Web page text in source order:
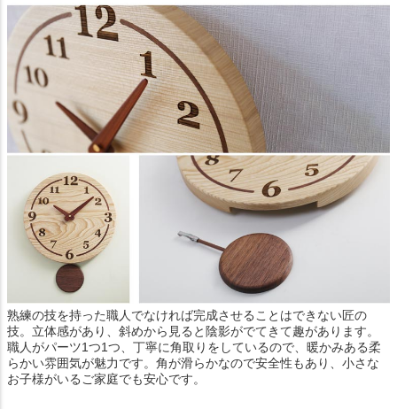
熟練の技を持った職人でなければ完成させることはできない匠の
技。立体感があり、斜めから見ると陰影がでてきて趣があります。
職人がパーツ1つ1つ、丁寧に角取りをしているので、暖かみある柔
らかい雰囲気が魅力です。角が滑らかなので安全性もあり、小さな
お子様がいるご家庭でも安心です。